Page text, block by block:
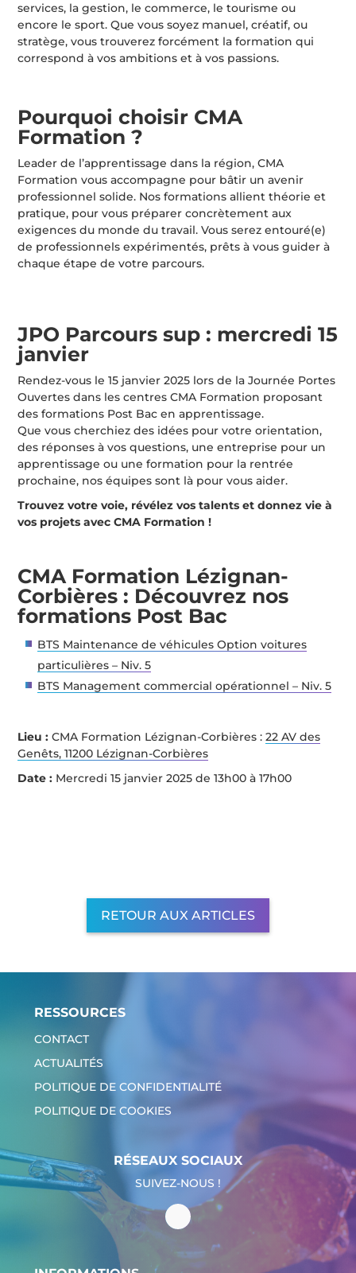
services, la gestion, le commerce, le tourisme ou
encore le sport. Que vous soyez manuel, créatif, ou
stratège, vous trouverez forcément la formation qui
correspond à vos ambitions et à vos passions.
Pourquoi choisir CMA
Formation ?
Leader de l’apprentissage dans la région, CMA
Formation vous accompagne pour bâtir un avenir
professionnel solide. Nos formations allient théorie et
pratique, pour vous préparer concrètement aux
exigences du monde du travail. Vous serez entouré(e)
de professionnels expérimentés, prêts à vous guider à
chaque étape de votre parcours.
JPO Parcours sup : mercredi 15
janvier
Rendez-vous le 15 janvier 2025 lors de la Journée Portes
Ouvertes dans les centres CMA Formation proposant
des formations Post Bac en apprentissage.
Que vous cherchiez des idées pour votre orientation,
des réponses à vos questions, une entreprise pour un
apprentissage ou une formation pour la rentrée
prochaine, nos équipes sont là pour vous aider.
Trouvez votre voie, révélez vos talents et donnez vie à
vos projets avec CMA Formation !
CMA Formation Lézignan-
Corbières : Découvrez nos
formations Post Bac
BTS Maintenance de véhicules Option voitures
particulières – Niv. 5
BTS Management commercial opérationnel – Niv. 5
Lieu : CMA Formation Lézignan-Corbières : 22 AV des
Genêts, 11200 Lézignan-Corbières
Date : Mercredi 15 janvier 2025 de 13h00 à 17h00
RETOUR AUX ARTICLES
RESSOURCES
CONTACT
ACTUALITÉS
POLITIQUE DE CONFIDENTIALITÉ
POLITIQUE DE COOKIES
RÉSEAUX SOCIAUX
SUIVEZ-NOUS !